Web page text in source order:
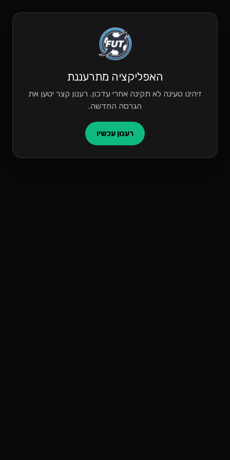
האפליקציה מתרעננת
זיהינו טעינה לא תקינה אחרי עדכון. רענון קצר יטען את
הגרסה החדשה.
רענון עכשיו